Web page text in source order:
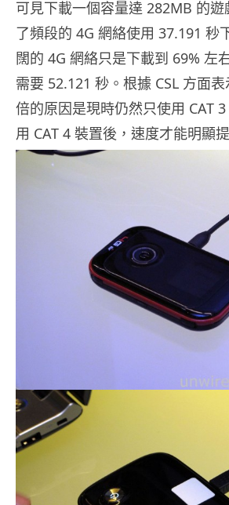
可見下載一個容量達 282MB 的
了頻段的 4G 網絡使用 37.191 秒
闊的 4G 網絡只是下載到 69% 左
需要 52.121 秒。根據 CSL 方面
倍的原因是現時仍然只使用 CAT
用 CAT 4 裝置後，速度才能明顯